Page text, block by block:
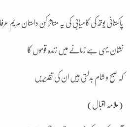
پاکستانی یوتھ کی کامیابی کی یہ متاثر کن داستان مریم
نشان یہی ہے زمانے میں زندہ قوموں کا
کہ صبح و شام بدلتی ہیں ان کی تقدیریں
(علامہ اقبال)